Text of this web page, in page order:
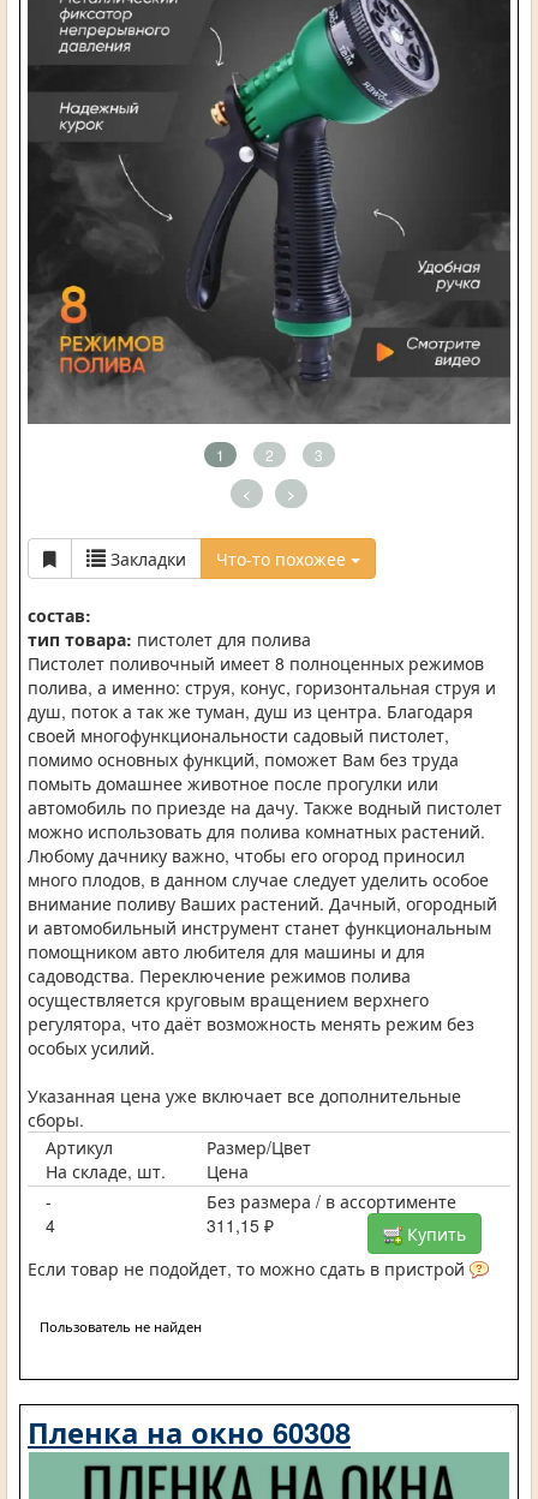
1 2 3
< >
Закладки Что-то похожее
состав:
тип товара: пистолет для полива
Пистолет поливочный имеет 8 полноценных режимов
полива, а именно: струя, конус, горизонтальная струя и
душ, поток а так же туман, душ из центра. Благодаря
своей многофункциональности садовый пистолет,
помимо основных функций, поможет Вам без труда
помыть домашнее животное после прогулки или
автомобиль по приезде на дачу. Также водный пистолет
можно использовать для полива комнатных растений.
Любому дачнику важно, чтобы его огород приносил
много плодов, в данном случае следует уделить особое
внимание поливу Ваших растений. Дачный, огородный
и автомобильный инструмент станет функциональным
помощником авто любителя для машины и для
садоводства. Переключение режимов полива
осуществляется круговым вращением верхнего
регулятора, что даёт возможность менять режим без
особых усилий.
Указанная цена уже включает все дополнительные
сборы.
Артикул
Размер/Цвет
На складе, шт.
Цена
-
Без размера / в ассортименте
4
311,15 ₽
Купить
Если товар не подойдет, то можно сдать в пристрой
Пользователь не найден
Пленка на окно 60308